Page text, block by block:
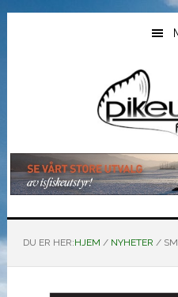
Hopp
Hopp
Hopp
DU ER HER:HJEM / NYHETER /SM